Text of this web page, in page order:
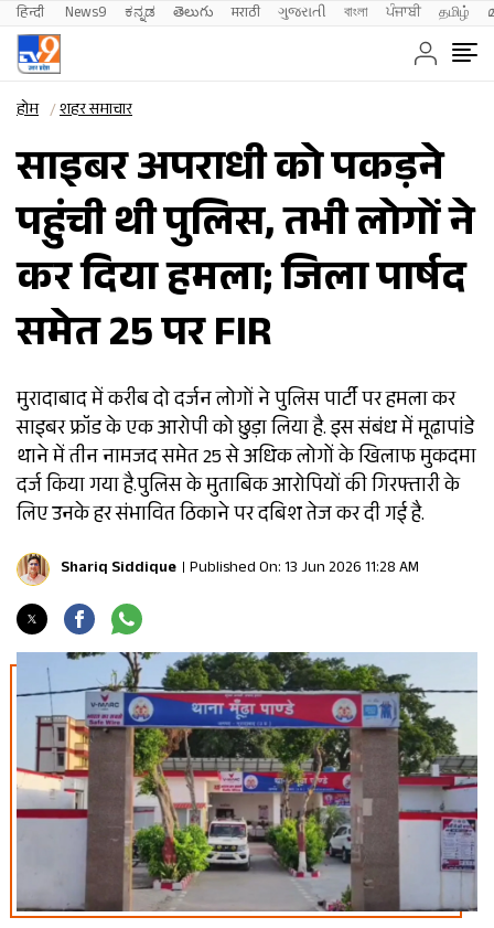
हिन्दी News9 ಕನ್ನಡ తెలుగు मराठी ગુજરાતી বাংলা ਪੰਜਾਬੀ தமிழ்
होम शहर समाचार
साइबर अपराधी को पकड़ने
पहुंची थी पुलिस, तभी लोगों ने
कर दिया हमला; जिला पार्षद
समेत 25 पर FIR
मुरादाबाद में करीब दो दर्जन लोगों ने पुलिस पार्टी पर हमला कर
साइबर फ्रॉड के एक आरोपी को छुड़ा लिया है. इस संबंध में मूढापांडे
थाने में तीन नामजद समेत 25 से अधिक लोगों के खिलाफ मुकदमा
दर्ज किया गया है.पुलिस के मुताबिक आरोपियों की गिरफ्तारी के
लिए उनके हर संभावित ठिकाने पर दबिश तेज कर दी गई है.
Shariq Siddique Published On: 13 Jun 2026 11:28 AM